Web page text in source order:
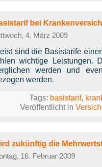
bei
4. März 2009
sind die Basistarife
wichtige Leistungen.
werden und
werden.
Tags: basistarif,
Veröffentlicht in
zukünftig die
16. Februar 2009